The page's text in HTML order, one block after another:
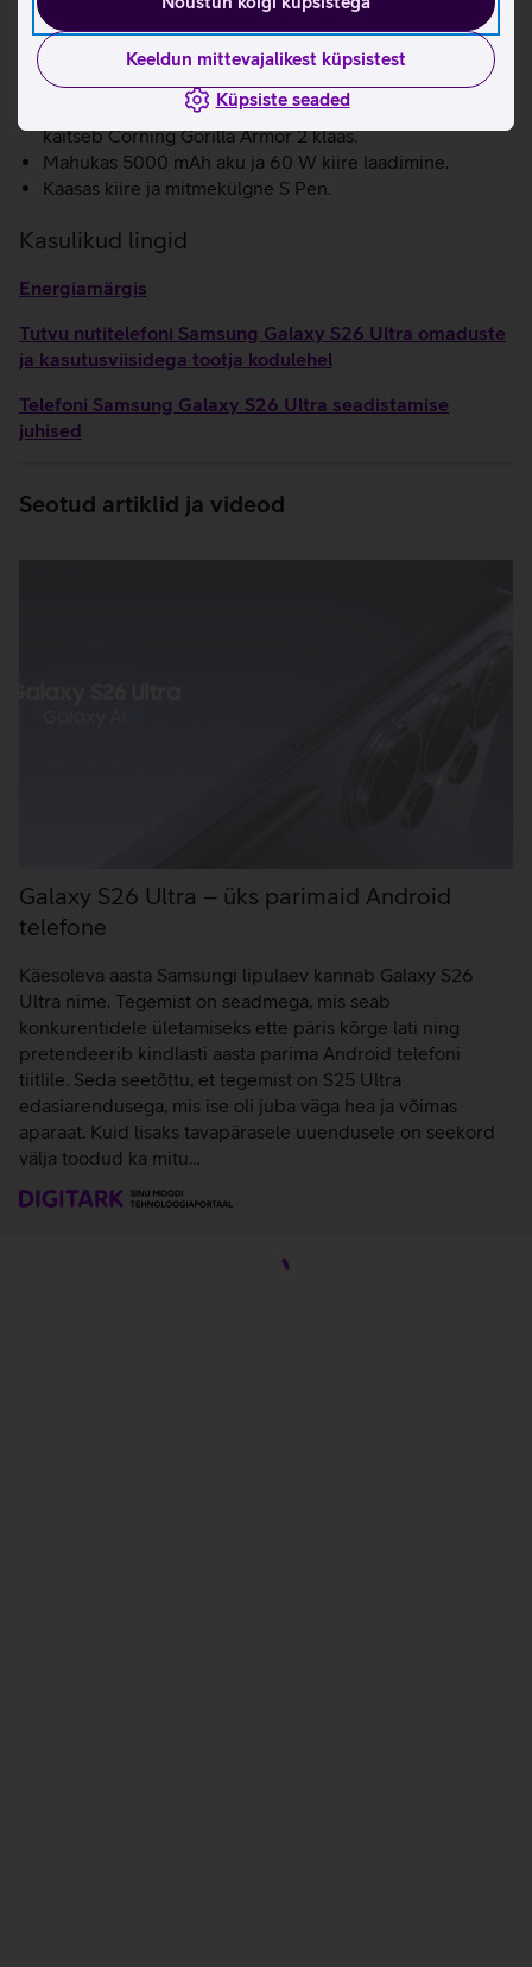
Keeldun mittevajalikest küpsistest
Küpsiste seaded
ja videotest soovimatud elemendid eemaldada.
Pildi laiendamine: tehisintellekt pakub võimalust fotosid
laiendada, korrigeerides nurki pilti kärpimata ja täites
tühja ruumi olemasolevate detailide järgi.
Telefonil on tugev alumiiniumist korpus ning ekraani
kaitseb Corning Gorilla Armor 2 klaas.
Mahukas 5000 mAh aku ja 60 W kiire laadimine.
Kaasas kiire ja mitmekülgne S Pen.
Kasulikud lingid
Energiamärgis
Tutvu nutitelefoni Samsung Galaxy S26 Ultra omaduste
ja kasutusviisidega tootja kodulehel
Telefoni Samsung Galaxy S26 Ultra seadistamise
juhised
Seotud artiklid ja videod
Galaxy S26 Ultra – üks parimaid Android
telefone
Käesoleva aasta Samsungi lipulaev kannab Galaxy S26
Ultra nime. Tegemist on seadmega, mis seab
konkurentidele ületamiseks ette päris kõrge lati ning
pretendeerib kindlasti aasta parima Android telefoni
tiitlile. Seda seetõttu, et tegemist on S25 Ultra
edasiarendusega, mis ise oli juba väga hea ja võimas
aparaat. Kuid lisaks tavapärasele uuendusele on seekord
välja toodud ka mitu…